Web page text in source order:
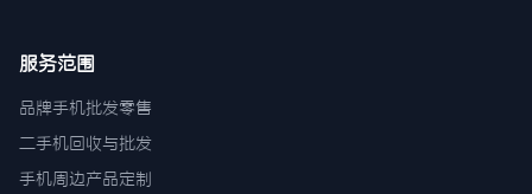
服务范围
品牌手机批发零售
二手机回收与批发
手机周边产品定制